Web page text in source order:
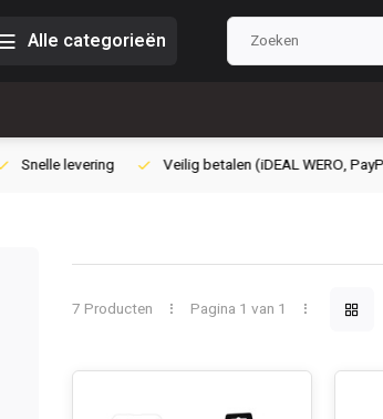
Alle categorieën
Snelle levering Veilig betalen (iDEAL WERO,
7 Producten Pagina 1 van 1